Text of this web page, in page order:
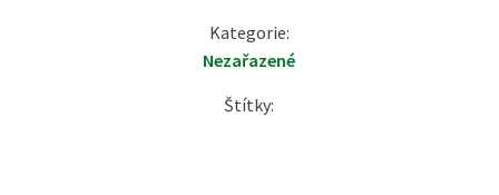
Kategorie:
Nezařazené
Štítky: